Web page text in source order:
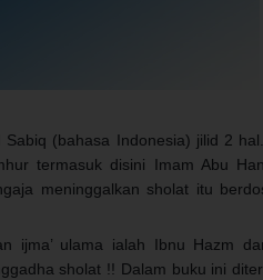
(bahasa Indonesia) jilid 2
termasuk disini Imam Abu
meninggalkan sholat itu
ijma’ ulama ialah Ibnu Hazm
sholat !! Dalam buku ini